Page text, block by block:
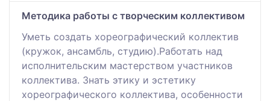
Методика работы с творческим коллективом
Уметь создать хореографический коллектив
(кружок, ансамбль, студию).Работать над
исполнительским мастерством участников
коллектива. Знать этику и эстетику
хореографического коллектива, особенности